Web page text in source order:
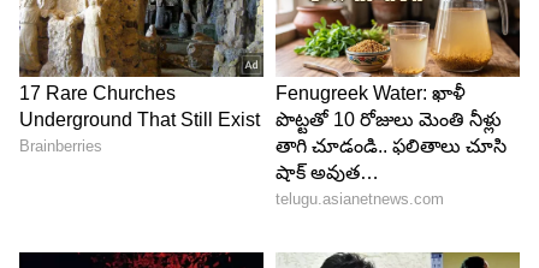
విటమిన్ ఇ మన చర్మానికి చేసే మేలు అంతా కాదు. ఇది